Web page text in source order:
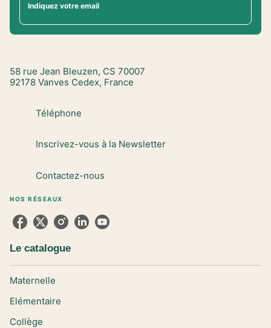
Indiquez votre email
58 rue Jean Bleuzen, CS 70007
92178 Vanves Cedex, France
Téléphone
Inscrivez-vous à la Newsletter
Contactez-nous
NOS RÉSEAUX
Le catalogue
Maternelle
Elémentaire
Collège